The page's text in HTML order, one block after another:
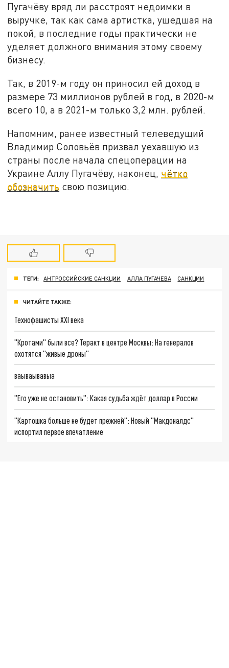
Пугачёву вряд ли расстроят недоимки в
выручке, так как сама артистка, ушедшая на
покой, в последние годы практически не
уделяет должного внимания этому своему
бизнесу.
Так, в 2019-м году он приносил ей доход в
размере 73 миллионов рублей в год, в 2020-м
всего 10, а в 2021-м только 3,2 млн. рублей.
Напомним, ранее известный телеведущий
Владимир Соловьёв призвал уехавшую из
страны после начала спецоперации на
Украине Аллу Пугачёву, наконец, чётко
обозначить свою позицию.
ТЕГИ: АНТРОССИЙСКИЕ САНКЦИИ АЛЛА ПУГАЧЕВА САНКЦИИ
ЧИТАЙТЕ ТАКЖЕ:
Технофашисты XXI века
"Кротами" были все? Теракт в центре Москвы: На генералов
охотятся "живые дроны"
ваываывавыа
"Его уже не остановить": Какая судьба ждёт доллар в России
"Картошка больше не будет прежней": Новый "Макдоналдс"
испортил первое впечатление